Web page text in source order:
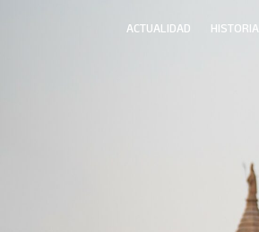
ACTUALIDAD HISTORIA